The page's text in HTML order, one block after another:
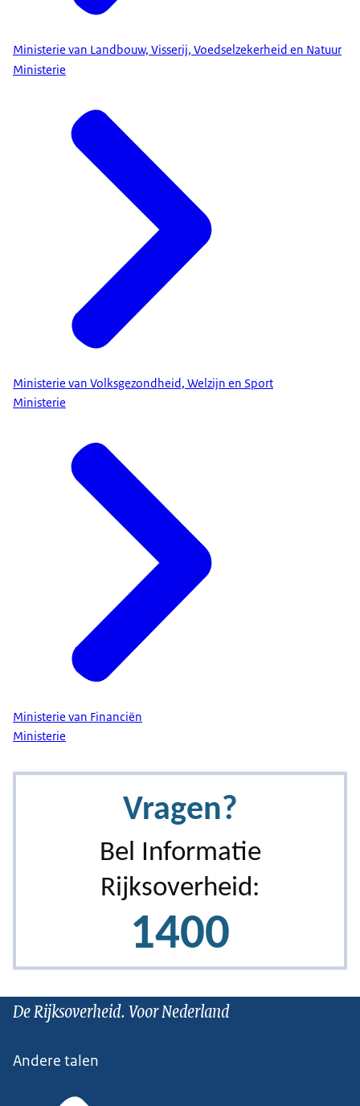
de overheid om ongeveer twee weken van tevoren
Ministerie van Landbouw, Visserij, Voedselzekerheid en Natuur
Ministerie
Ministerie van Volksgezondheid, Welzijn en Sport
Ministerie
Ministerie van Financiën
Ministerie
De Rijksoverheid. Voor Nederland
Andere talen